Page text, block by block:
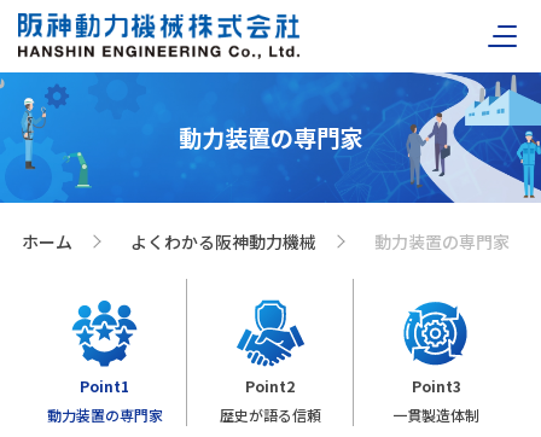
動力装置の専門家
ホーム よくわかる阪神動力機械 動力装置の専門家
Point1
動力装置の専門家
Point2
歴史が語る信頼
Point3
一貫製造体制